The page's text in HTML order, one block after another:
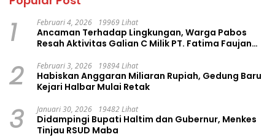
1 Februari 4, 2026 19969 Lihat
Ancaman Terhadap Lingkungan, Warga Pabos
Resah Aktivitas Galian C Milik PT. Fatima Faujan
2 Februari 3, 2026 19894 Lihat
Habiskan Anggaran Miliaran Rupiah, Gedung Baru
Kejari Halbar Mulai Retak
3 Januari 30, 2026 19482 Lihat
Didampingi Bupati Haltim dan Gubernur, Menkes
Tinjau RSUD Maba